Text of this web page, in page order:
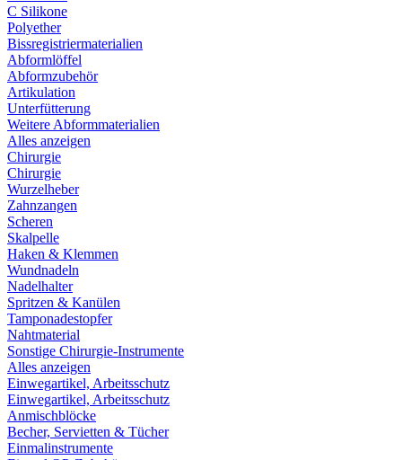
C Silikone
Polyether
Bissregistriermaterialien
Abformlöffel
Abformzubehör
Artikulation
Unterfütterung
Weitere Abformmaterialien
Alles anzeigen
Chirurgie
Chirurgie
Wurzelheber
Zahnzangen
Scheren
Skalpelle
Haken & Klemmen
Wundnadeln
Nadelhalter
Spritzen & Kanülen
Tamponadestopfer
Nahtmaterial
Sonstige Chirurgie-Instrumente
Alles anzeigen
Einwegartikel, Arbeitsschutz
Einwegartikel, Arbeitsschutz
Anmischblöcke
Becher, Servietten & Tücher
Einmalinstrumente